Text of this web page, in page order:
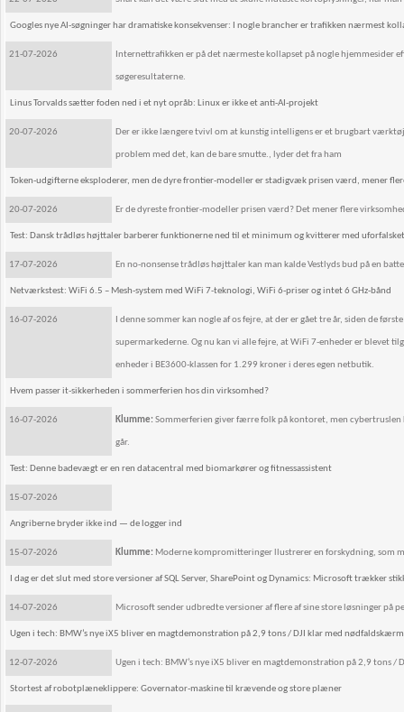
Googles nye AI-søgninger har dramatiske konsekvenser: I nogle brancher er trafikken nærmest
21-07-2026 Internettrafikken er på det nærmeste kollapset på nogle hjemmesider
søgeresultaterne.
Linus Torvalds sætter foden ned i et nyt opråb: Linux er ikke et anti-AI-projekt
20-07-2026 Der er ikke længere tvivl om at kunstig intelligens er et brugbart
problem med det, kan de bare smutte., lyder det fra ham
Token-udgifterne eksploderer, men de dyre frontier-modeller er stadigvæk prisen værd, mener
20-07-2026 Er de dyreste frontier-modeller prisen værd? Det mener flere
Test: Dansk trådløs højttaler barberer funktionerne ned til et minimum og kvitterer med
17-07-2026 En no-nonsense trådløs højttaler kan man kalde Vestlyds bud på en
Netværkstest: WiFi 6.5 – Mesh-system med WiFi 7-teknologi, WiFi 6-priser og intet 6 GHz-bånd
16-07-2026 I denne sommer kan nogle af os fejre, at der er gået tre år, siden de
supermarkederne. Og nu kan vi alle fejre, at WiFi 7-enheder er blevet
enheder i BE3600-klassen for 1.299 kroner i deres egen netbutik.
Hvem passer it-sikkerheden i sommerferien hos din virksomhed?
16-07-2026 Klumme:Sommerferien giver færre folk på kontoret, men cybertruslen
går.
Test: Denne badevægt er en ren datacentral med biomarkører og fitnessassistent
15-07-2026
Angriberne bryder ikke ind — de logger ind
15-07-2026 Klumme: Moderne kompromitteringer llustrerer en forskydning, som
I dag er det slut med store versioner af SQL Server, SharePoint og Dynamics: Microsoft trækker
14-07-2026 Microsoft sender udbredte versioner af flere af sine store løsninger på
Ugen i tech: BMW’s nye iX5 bliver en magtdemonstration på 2,9 tons / DJI klar med
12-07-2026 Ugen i tech: BMW’s nye iX5 bliver en magtdemonstration på 2,9 tons
Stortest af robotplæneklippere: Governator-maskine til krævende og store plæner